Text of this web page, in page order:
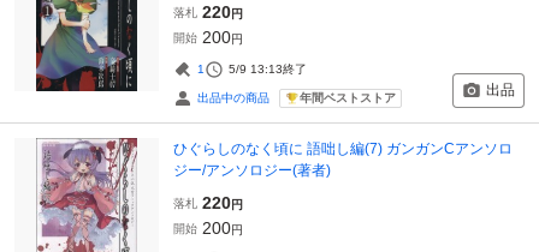
落札 220円
開始 200円
1 5/9 13:13終了
出品中の商品 年間ベストストア 出品
ひぐらしのなく頃に 語咄し編(7) ガンガンCアンソロ
ジー/アンソロジー(著者)
落札 220円
開始 200円